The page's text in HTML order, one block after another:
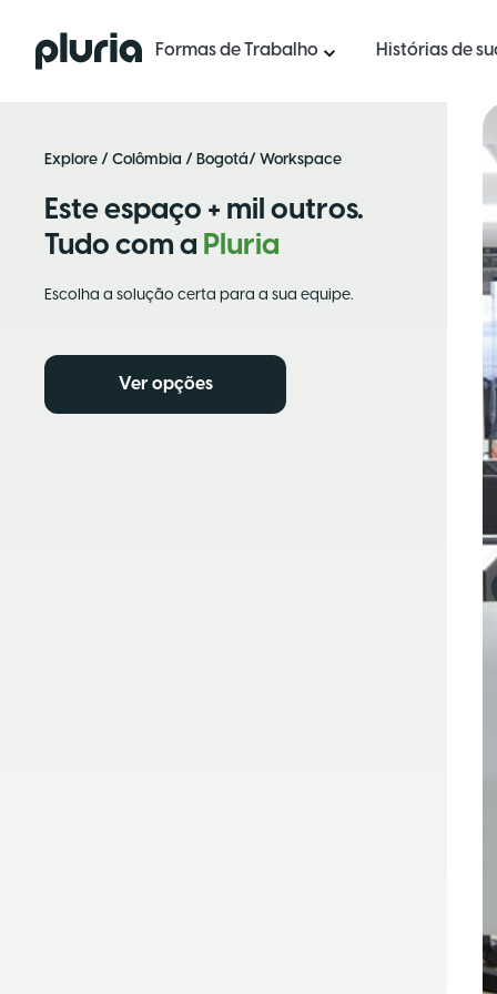
Logo Pluria Formas de Trabalho Histórias de
Explore / Colômbia / Bogotá/ Workspace
Este espaço + mil outros.
Tudo com a Pluria
Escolha a solução certa para a sua equipe.
Ver opções